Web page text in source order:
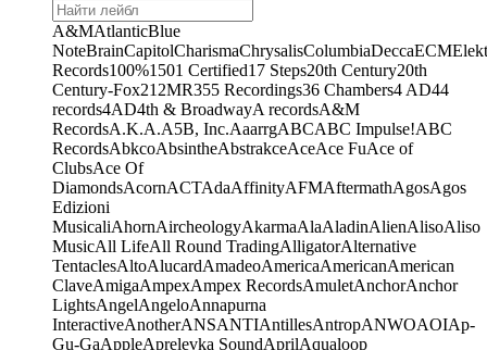
A&MAtlanticBlue
NoteBrainCapitolCharismaChrysalisColumbiaDeccaECM
Records100%1501 Certified17 Steps20th Century20th
Century-Fox21 2MR355 Recordings36 Chambers4 AD44
records4AD4th & BroadwayA recordsA&M
RecordsA.K.A.A5B, Inc.AaarrgABCABC Impulse!ABC
RecordsAbkcoAbsintheAbstrakceAceAce FuAce of
ClubsAce Of
DiamondsAcornACTAdaAffinityAFMAftermathAgosAgos
Edizioni
MusicaliAhornAircheologyAkarmaAlaAladinAlienAlisoAliso
MusicAll LifeAll Round TradingAlligatorAlternative
TentaclesAltoAlucardAmadeoAmericaAmericanAmerican
ClaveAmigaAmpexAmpex RecordsAmuletAnchorAnchor
LightsAngelAngeloAnnapurna
InteractiveAnotherANSANTIAntillesAntropANWOAOIAp-
Gu-GaAppleAprelevka SoundAprilAqualoop